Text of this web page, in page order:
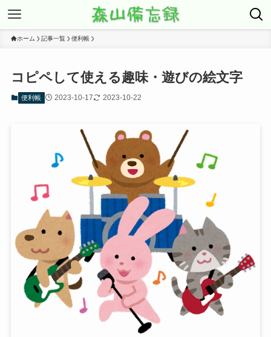
ホーム 記事一覧 便利帳
コピペして使える趣味・遊びの絵文字
便利帳 2023-10-17 2023-10-22